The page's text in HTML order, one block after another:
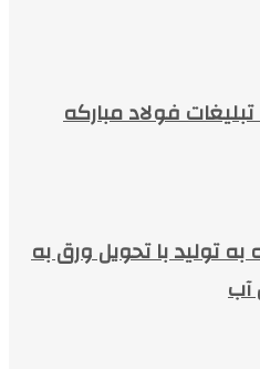
فولاد مبارکه
تولید با تحویل ورق به
آب